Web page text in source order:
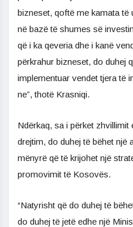
bizneset, qoftë me kamata të
në bazë të shumes së
që i ka qeveria dhe i kanë
përkrahur bizneset, do duhej
implementuar vendet tjera të
ne”, thotë Krasniqi.
Ndërkaq, sa i përket
drejtim, do duhej të bëhet një
mënyrë që të krijohet një
promovimit të Kosovës.
“Natyrisht që do duhej të
do duhej të jetë edhe një